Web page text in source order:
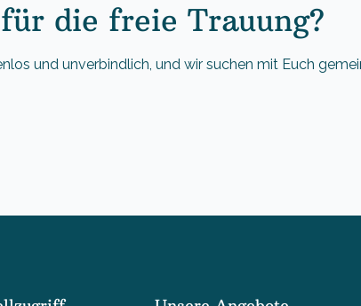
die freie Trauung?
und unverbindlich, und wir suchen mit Euch